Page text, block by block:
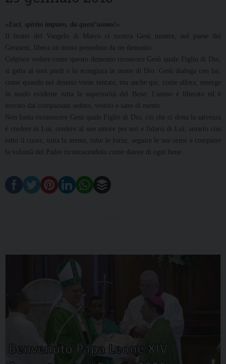
«Esci, spirito impuro, da quest’uomo!»
Il brano del Vangelo di Marco ci mostra Gesù mentre, nel paese dei
Geraseni, libera un uomo posseduto da un demonio.
Colpisce vedere come questo demonio riconosce Gesù quale Figlio di Dio,
si getta ai suoi piedi e lo scongiura in nome di Dio. Gesù dialoga con lui,
come quando nel deserto viene tentato, ma anche qui, come allora, emerge
in modo evidente tutta la superiorità del Bene: l’uomo è liberato ed è
trovato dai compaesani seduto, vestito e sano di mente.
Non basta riconoscere Gesù quale Figlio di Dio, ciò che ci dona la salvezza
è credere in Lui, credere al suo amore per noi e fidarsi di Lui; amarlo con
tutto il cuore, tutta la mente, tutte le forze, seguire le sue orme e compiere
la volontà del Padre riconoscendolo come datore di ogni bene.